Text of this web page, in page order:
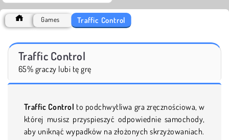
Games Traffic Control
Traffic Control
65% graczy lubi tę grę
Traffic Control to podchwytliwa gra zręcznościowa, w
której musisz przyspieszyć odpowiednie samochody,
aby uniknąć wypadków na złożonych skrzyżowaniach.